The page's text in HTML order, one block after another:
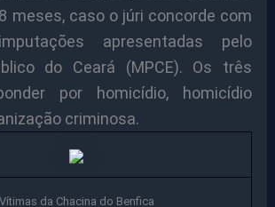
meses, caso o júri concorde com
apresentadas pelo
do Ceará (MPCE). Os três
por homicídio, homicídio
criminosa.
Vítimas da Chacina do Benfica